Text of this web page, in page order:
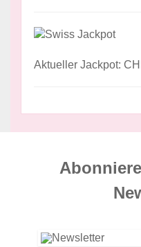
Aktueller Jackpot: